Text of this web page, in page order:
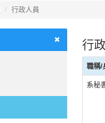
行政人員
行
職稱/
系秘